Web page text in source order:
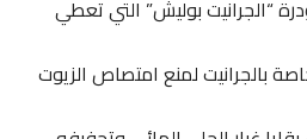
“الجرانيت بوليش” التي تعطي
لمنع امتصاص الزيوت